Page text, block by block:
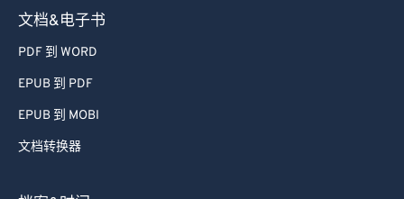
文档&电子书
PDF 到 WORD
EPUB 到 PDF
EPUB 到 MOBI
文档转换器